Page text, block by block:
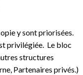
y sont priorisées.
privilégiée. Le bloc
structures
Partenaires privés.)